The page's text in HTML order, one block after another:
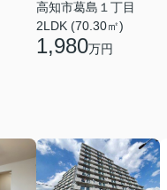
高知市葛島１丁目
2LDK (70.30㎡)
1,980万円